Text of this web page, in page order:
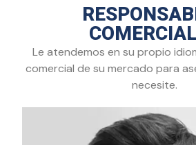
Le atendemos en su propio
comercial de su mercado para
necesite.